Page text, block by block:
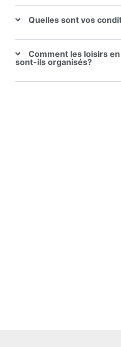
Quelles sont vos
Comment les loisirs
sont-ils organisés?